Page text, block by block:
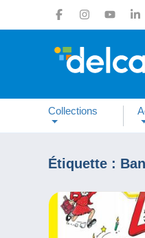
Collections
Étiquette :